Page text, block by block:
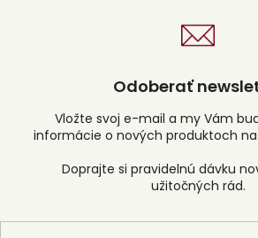
Odoberať
Vložte svoj e-mail a my Vám
informácie o nových produktoch